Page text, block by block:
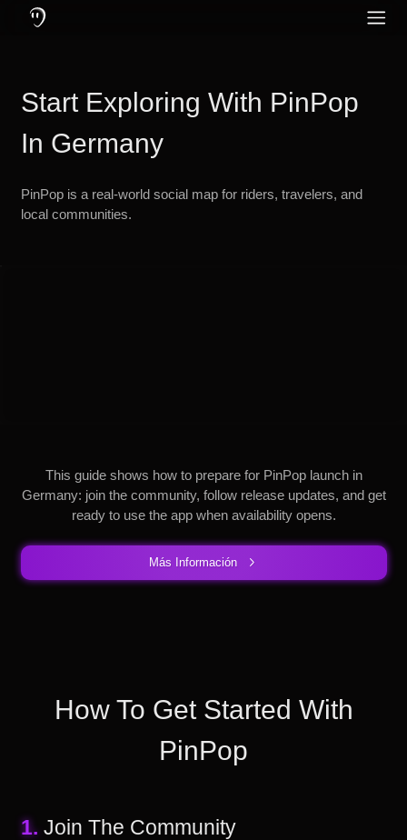
Idioma Alemán
Turco
PinPop – La
¿Qué es PinPop?: Una aplicación de comunicación creada para
Características de PinPop: Mensajería y llamadas en línea y fuera
Protege tu audición usando auriculares con cancelación activa de
Start Exploring With PinPop
In Germany
PinPop is a real-world social map for riders, travelers, and
local communities.
This guide shows how to prepare for PinPop launch in
Germany: join the community, follow release updates, and get
ready to use the app when availability opens.
Más Información
How To Get Started With
PinPop
1. Join The Community